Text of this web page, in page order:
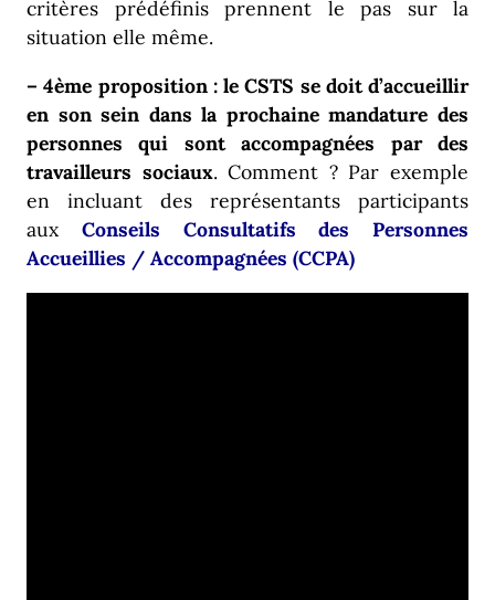
critères prédéfinis prennent le pas sur la
situation elle même.
– 4ème proposition : le CSTS se doit d’accueillir
en son sein dans la prochaine mandature des
personnes qui sont accompagnées par des
travailleurs sociaux. Comment ? Par exemple
en incluant des représentants participants
aux Conseils Consultatifs des Personnes
Accueillies / Accompagnées (CCPA)